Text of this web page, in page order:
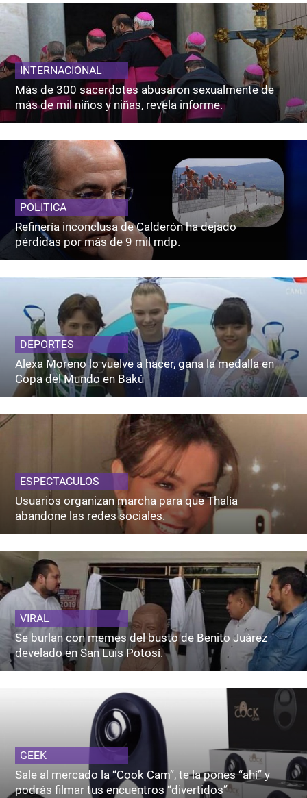
INTERNACIONAL
Más de 300 sacerdotes abusaron sexualmente de
más de mil niños y niñas, revela informe.
POLITICA
Refinería inconclusa de Calderón ha dejado
pérdidas por más de 9 mil mdp.
DEPORTES
Alexa Moreno lo vuelve a hacer, gana la medalla en
Copa del Mundo en Bakú
ESPECTACULOS
Usuarios organizan marcha para que Thalía
abandone las redes sociales.
VIRAL
Se burlan con memes del busto de Benito Juárez
develado en San Luis Potosí.
GEEK
Sale al mercado la “Cook Cam”, te la pones “ahí” y
podrás filmar tus encuentros “divertidos”